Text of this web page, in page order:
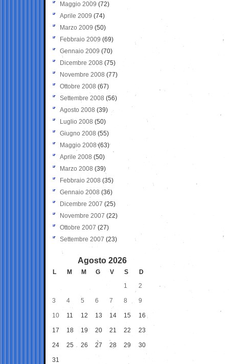
Maggio 2009 (72)
Aprile 2009 (74)
Marzo 2009 (50)
Febbraio 2009 (69)
Gennaio 2009 (70)
Dicembre 2008 (75)
Novembre 2008 (77)
Ottobre 2008 (67)
Settembre 2008 (56)
Agosto 2008 (39)
Luglio 2008 (50)
Giugno 2008 (55)
Maggio 2008(63)
Aprile 2008 (50)
Marzo 2008 (39)
Febbraio 2008 (35)
Gennaio 2008 (36)
Dicembre 2007 (25)
Novembre 2007 (22)
Ottobre 2007 (27)
Settembre 2007 (23)
Agosto 2026
L M M G V S
D
1
2
3 4 5 6 7 8 9
10 11 12 13 14 15 16
17 18 19 20 21 22 23
24 25 26 27 28 29 30
31